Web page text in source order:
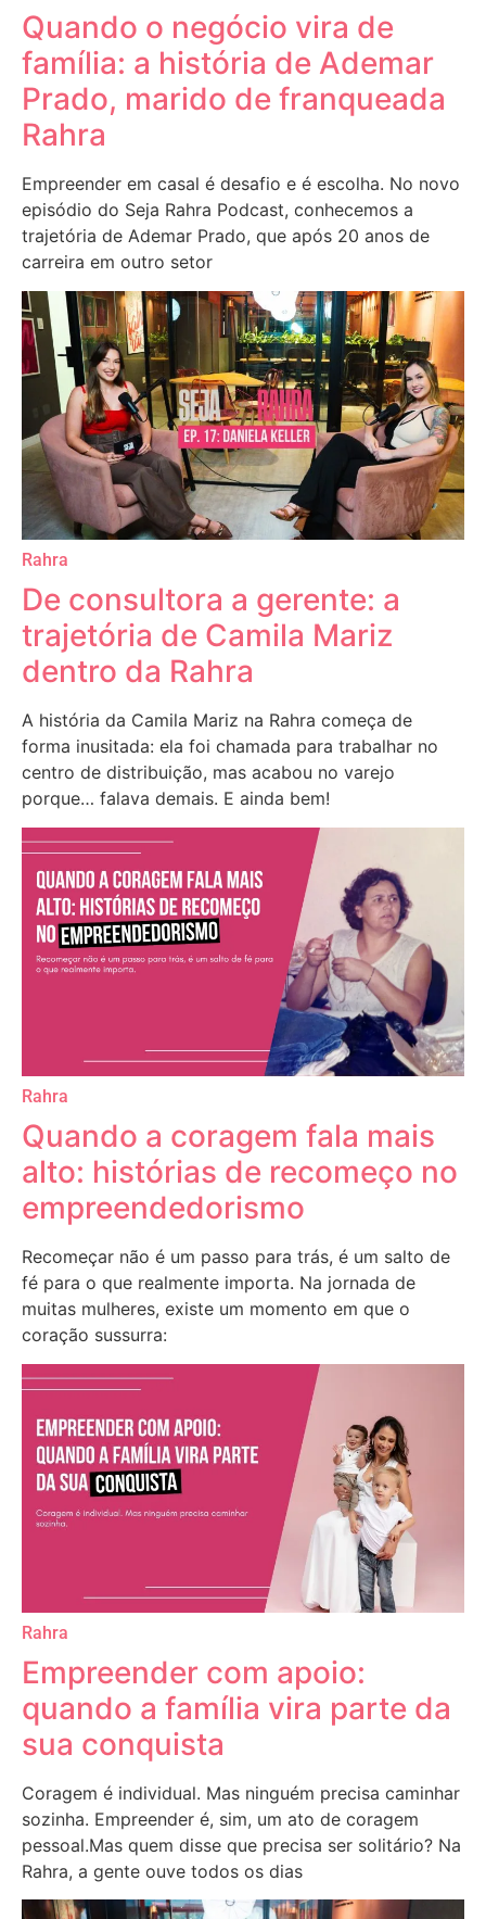
Quando o negócio vira de
família: a história de Ademar
Prado, marido de franqueada
Rahra
Empreender em casal é desafio e é escolha. No novo
episódio do Seja Rahra Podcast, conhecemos a
trajetória de Ademar Prado, que após 20 anos de
carreira em outro setor
Rahra
De consultora a gerente: a
trajetória de Camila Mariz
dentro da Rahra
A história da Camila Mariz na Rahra começa de
forma inusitada: ela foi chamada para trabalhar no
centro de distribuição, mas acabou no varejo
porque… falava demais. E ainda bem!
Rahra
Quando a coragem fala mais
alto: histórias de recomeço no
empreendedorismo
Recomeçar não é um passo para trás, é um salto de
fé para o que realmente importa. Na jornada de
muitas mulheres, existe um momento em que o
coração sussurra:
Rahra
Empreender com apoio:
quando a família vira parte da
sua conquista
Coragem é individual. Mas ninguém precisa caminhar
sozinha. Empreender é, sim, um ato de coragem
pessoal.Mas quem disse que precisa ser solitário? Na
Rahra, a gente ouve todos os dias